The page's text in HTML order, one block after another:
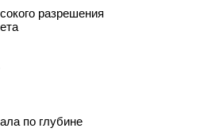
разрешения
по глубине